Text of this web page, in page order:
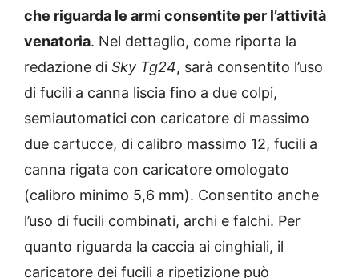
che riguarda le armi consentite per l’attività
venatoria. Nel dettaglio, come riporta la
redazione di Sky Tg24, sarà consentito l’uso
di fucili a canna liscia fino a due colpi,
semiautomatici con caricatore di massimo
due cartucce, di calibro massimo 12, fucili a
canna rigata con caricatore omologato
(calibro minimo 5,6 mm). Consentito anche
l’uso di fucili combinati, archi e falchi. Per
quanto riguarda la caccia ai cinghiali, il
caricatore dei fucili a ripetizione può